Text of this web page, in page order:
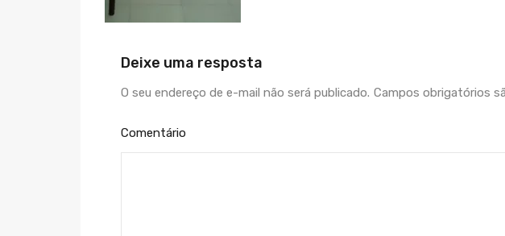
Deixe uma resposta
O seu endereço de e-mail não será publicado. Campos obrigatórios
Comentário